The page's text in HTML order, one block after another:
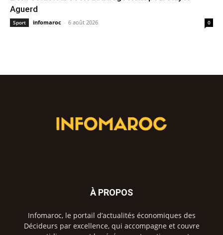
Aguerd
Sport infomaroc - 6 août 2026 0
À PROPOS
Infomaroc, le portail d’actualités économiques des
Décideurs par excellence, qui accompagne et couvre